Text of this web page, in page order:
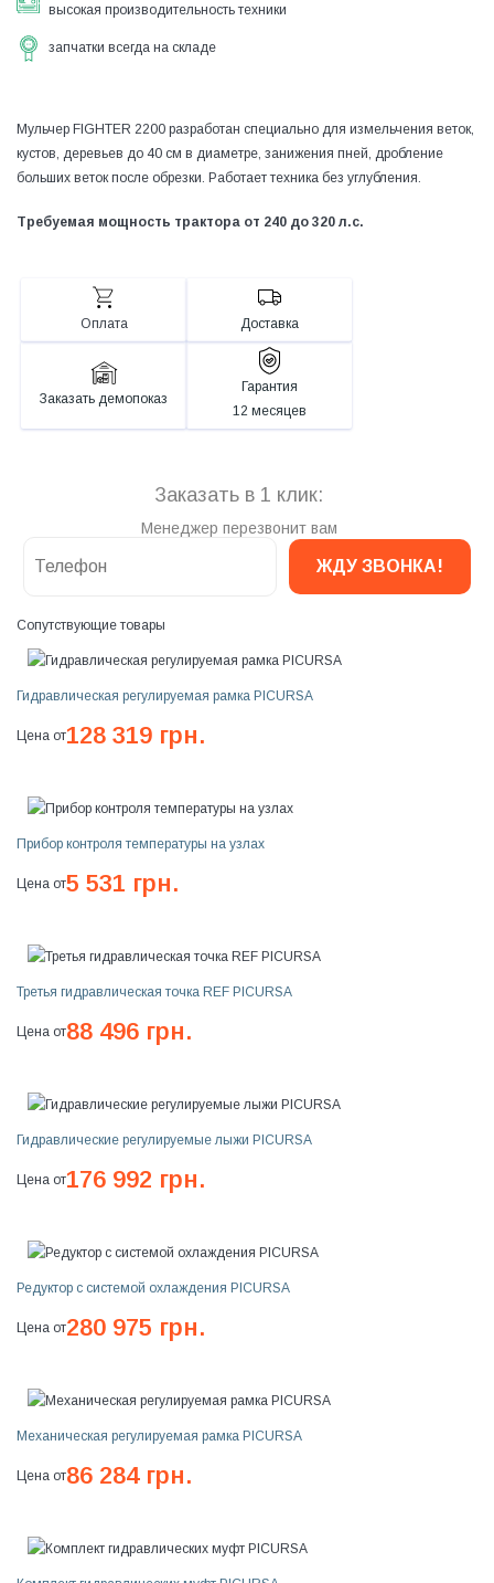
высокая производительность техники
запчатки всегда на складе
Мульчер FIGHTER 2200 разработан специально для измельчения веток,
кустов, деревьев до 40 см в диаметре, занижения пней, дробление
больших веток после обрезки. Работает техника без углубления.
Требуемая мощность трактора от 240 до 320 л.с.
Оплата Доставка
Заказать демопоказ
Гарантия
12 месяцев
Заказать в 1 клик:
Менеджер перезвонит вам
Сопутствующие товары
Гидравлическая регулируемая рамка PICURSA
Цена от128 319 грн.
Прибор контроля температуры на узлах
Цена от5 531 грн.
Третья гидравлическая точка REF PICURSA
Цена от88 496 грн.
Гидравлические регулируемые лыжи PICURSA
Цена от176 992 грн.
Редуктор с системой охлаждения PICURSA
Цена от280 975 грн.
Механическая регулируемая рамка PICURSA
Цена от86 284 грн.